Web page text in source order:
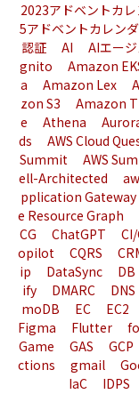
2023アドベントカ
5アドベントカレン
認証
AI AIエー
gnito
Amazon
a
Amazon Lex
zon S3
Amazon
e
Athena
ds
AWS Cloud
Summit
AWS
ell-Architected
pplication Gateway
e Resource Graph
CG
ChatGPT
opilot
CQRS
ip
DataSync DB
ify
DMARC DNS
moDB
EC EC2
Figma
Flutter
Game
GAS GCP
ctions
gmail
IaC
IDPS